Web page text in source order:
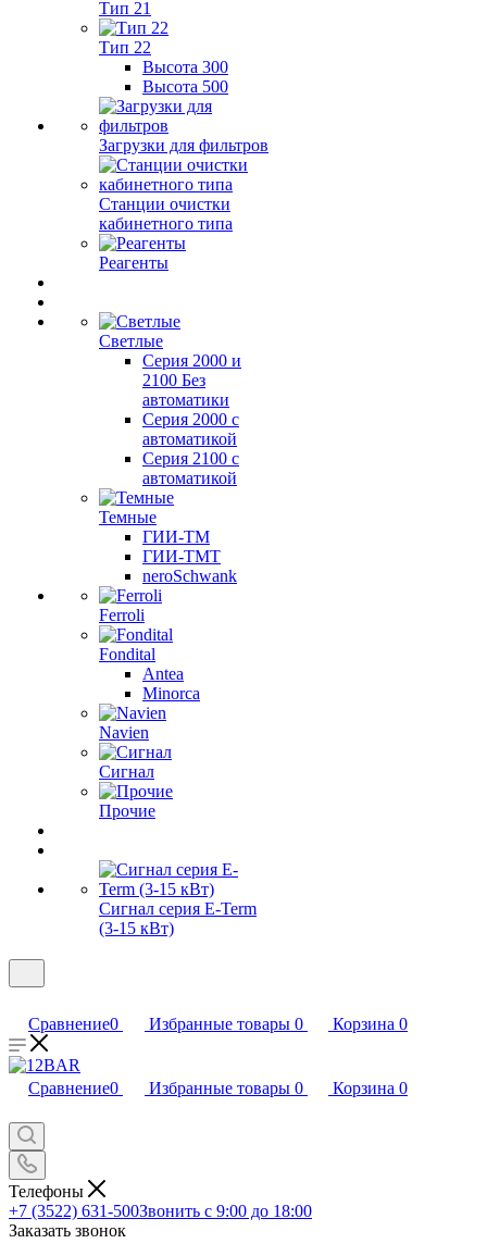
Тип 21
Тип 22
Высота 300
Высота 500
Загрузки для фильтров
Станции очистки
кабинетного типа
Реагенты
Светлые
Серия 2000 и
2100 Без
автоматики
Серия 2000 с
автоматикой
Серия 2100 с
автоматикой
Темные
ГИИ-ТМ
ГИИ-ТМТ
neroSchwank
Ferroli
Fondital
Antea
Minorca
Navien
Сигнал
Прочие
Сигнал серия E-Term
(3-15 кВт)
Сравнение0 Избранные товары 0 Корзина 0
Сравнение0 Избранные товары 0 Корзина 0
Телефоны
+7 (3522) 631-500Звонить с 9:00 до 18:00
Заказать звонок